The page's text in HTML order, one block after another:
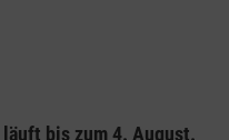
bis zum 4. August.